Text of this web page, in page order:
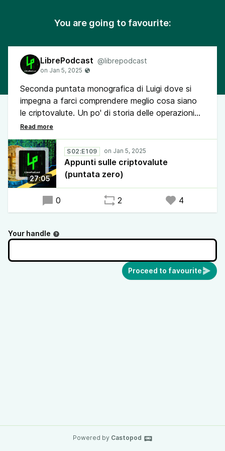
You are going to favourite:
LibrePodcast @librepodcast
Seconda puntata monografica di Luigi dove si
impegna a farci comprendere meglio cosa siano
le criptovalute. Un po' di storia delle operazioni
bancarie tradizionali e la transizione al digitale,
sia tecnologica che sociologica e
contestualizzazione dell'attuale mercato della
moneta virtuale.
27:05
S02:E109
Appunti sulle criptovalute
(puntata zero)
0 2 4
Your handle
Proceed to favourite
Powered by Castopod